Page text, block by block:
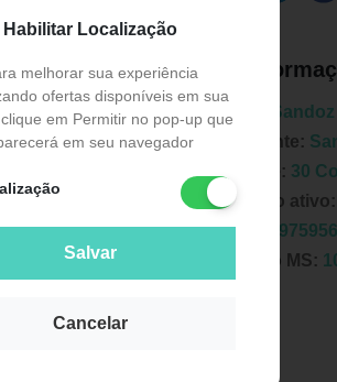
Habilitar Localização
melhorar sua experiência
ofertas disponíveis em sua
em Permitir no pop-up que
em seu navegador
Salvar
Cancelar
Sandoz
Fabricante:
Unidade: 30
Principio ativo:
EAN:
Registro MS: